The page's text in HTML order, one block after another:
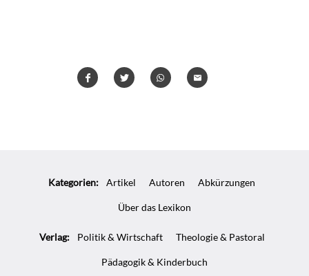
InfosKategorien: Artikel Autoren Abkürzungen
Über das Lexikon
Verlag: Politik & Wirtschaft Theologie & Pastoral
Pädagogik & Kinderbuch